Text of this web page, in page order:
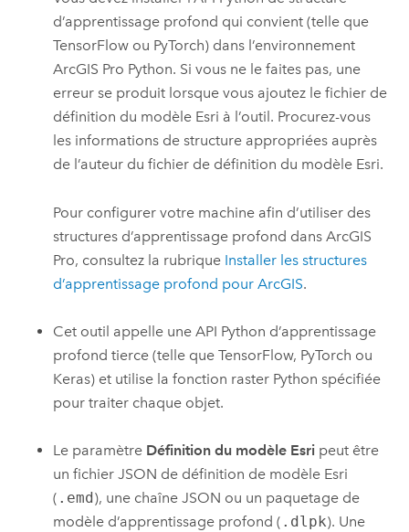
d’apprentissage profond qui convient (telle que
TensorFlow ou PyTorch) dans l’environnement
ArcGIS Pro Python. Si vous ne le faites pas, une
erreur se produit lorsque vous ajoutez le fichier de
définition du modèle Esri à l’outil. Procurez-vous
les informations de structure appropriées auprès
de l’auteur du fichier de définition du modèle Esri.
Pour configurer votre machine afin d’utiliser des
structures d’apprentissage profond dansArcGIS
Pro, consultez la rubrique Installer les structures
d’apprentissage profond pour ArcGIS.
Cet outil appelle une API Python d’apprentissage
profond tierce (telle que TensorFlow, PyTorch ou
Keras) et utilise la fonction raster Python spécifiée
pour traiter chaque objet.
Le paramètre Définition du modèle Esri peut être
un fichier JSON de définition de modèle Esri
( .emd ), une chaîne JSON ou un paquetage de
modèle d’apprentissage profond ( .dlpk). Une